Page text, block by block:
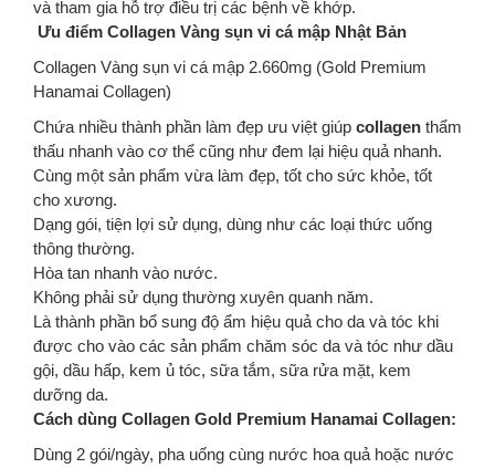
và tham gia hỗ trợ điều trị các bệnh về khớp.
Ưu điểm Collagen Vàng sụn vi cá mập Nhật Bản
Collagen Vàng sụn vi cá mập 2.660mg (Gold Premium
Hanamai Collagen)
Chứa nhiều thành phần làm đẹp ưu việt giúp collagen thẩm
thấu nhanh vào cơ thể cũng như đem lại hiệu quả nhanh.
Cùng một sản phẩm vừa làm đẹp, tốt cho sức khỏe, tốt
cho xương.
Dạng gói, tiện lợi sử dụng, dùng như các loại thức uống
thông thường.
Hòa tan nhanh vào nước.
Không phải sử dụng thường xuyên quanh năm.
Là thành phần bổ sung độ ẩm hiệu quả cho da và tóc khi
được cho vào các sản phẩm chăm sóc da và tóc như dầu
gội, dầu hấp, kem ủ tóc, sữa tắm, sữa rửa mặt, kem
dưỡng da.
Cách dùng Collagen Gold Premium Hanamai Collagen:
Dùng 2 gói/ngày, pha uống cùng nước hoa quả hoặc nước